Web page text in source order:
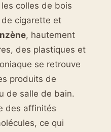
colles de bois
cigarette et
, hautement
des plastiques et
se retrouve
produits de
de salle de bain.
des affinités
ce qui